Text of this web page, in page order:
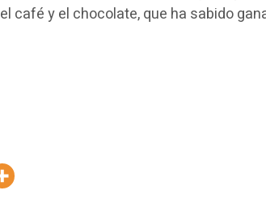
café y el chocolate, que ha sabido